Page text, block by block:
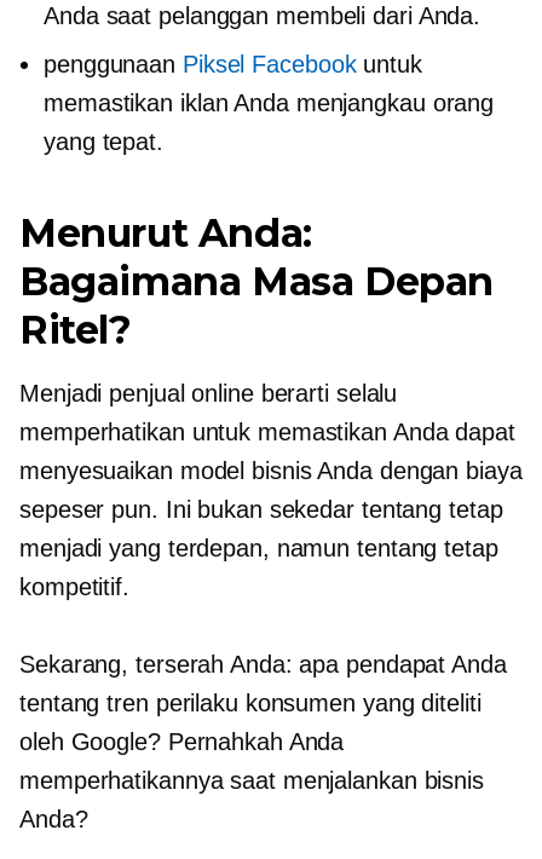
Anda saat pelanggan membeli dari Anda.
penggunaan Piksel Facebookuntuk
memastikan iklan Anda menjangkau orang
yang tepat.
Menurut Anda:
Bagaimana Masa Depan
Ritel?
Menjadi penjual online berarti selalu
memperhatikan untuk memastikan Anda dapat
menyesuaikan model bisnis Anda dengan biaya
sepeser pun. Ini bukan sekedar tentang tetap
menjadi yang terdepan, namun tentang tetap
kompetitif.
Sekarang, terserah Anda: apa pendapat Anda
tentang tren perilaku konsumen yang diteliti
oleh Google? Pernahkah Anda
memperhatikannya saat menjalankan bisnis
Anda?